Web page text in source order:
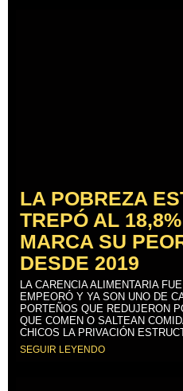
LA POBREZA
TREPÓ AL
MARCA SU
DESDE 2019
LA CARENCIA ALIMENTARIA
EMPEORÓ Y YA SON UNO DE
PORTEÑOS QUE REDUJERON
QUE COMEN O SALTEAN
CHICOS LA PRIVACIÓN
SEGUIR LEYENDO